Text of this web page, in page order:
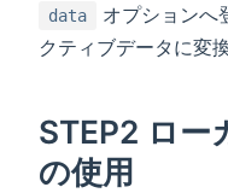
data
オプションへ
クティブデータに変
STEP2 ロー
の使用